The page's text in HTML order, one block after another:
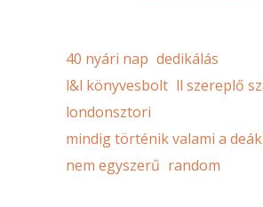
40 nyári nap dedikálás
l&l könyvesbolt ll szereplő
londonsztori
mindig történik valami a
nem egyszerű random